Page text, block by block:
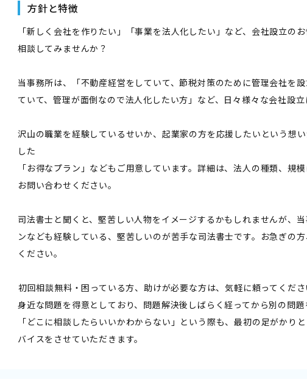
方針と特徴
「新しく会社を作りたい」「事業を法人化したい」など、会社設立の
相談してみませんか？
当事務所は、「不動産経営をしていて、節税対策のために管理会社を
ていて、管理が面倒なので法人化したい方」など、日々様々な会社設立
沢山の職業を経験しているせいか、起業家の方を応援したいという想
した
「お得なプラン」などもご用意しています。詳細は、法人の種類、規
お問い合わせください。
司法書士と聞くと、堅苦しい人物をイメージするかもしれませんが、
ンなども経験している、堅苦しいのが苦手な司法書士です。お急ぎの
ください。
――初回相談無料・困っている方、助けが必要な方は、気軽に頼ってください
身近な問題を得意としており、問題解決後しばらく経ってから別の問
「どこに相談したらいいかわからない」という際も、最初の足がかり
バイスをさせていただきます。